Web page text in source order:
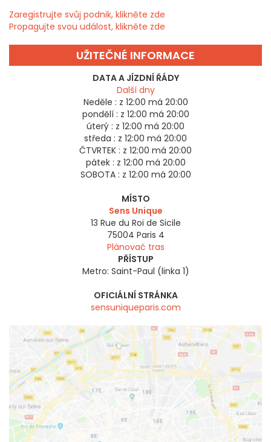
Zaregistrujte svůj podnik, klikněte zde
Propagujte svou událost, klikněte zde
UŽITEČNÉ INFORMACE
DATA A JÍZDNÍ ŘÁDY
Další dny
Neděle : z 12:00 má 20:00
pondělí : z 12:00 má 20:00
úterý : z 12:00 má 20:00
středa : z 12:00 má 20:00
ČTVRTEK : z 12:00 má 20:00
pátek : z 12:00 má 20:00
SOBOTA : z 12:00 má 20:00
MÍSTO
Sens Unique
13 Rue du Roi de Sicile
75004 Paris 4
Plánovač tras
PŘÍSTUP
Metro: Saint-Paul (linka 1)
OFICIÁLNÍ STRÁNKA
sensuniqueparis.com